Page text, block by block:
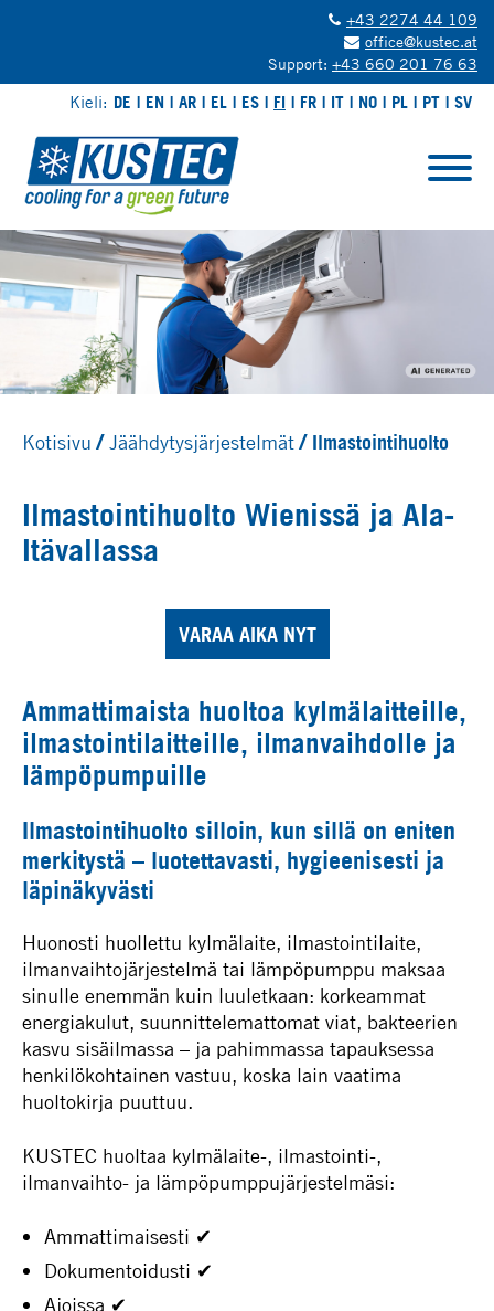
+43 2274 44 109
office@kustec.at
Support: +43 660 201 76 63
Kieli: DE EN AR EL ES FI FR IT NO PL PT SV
Kotisivu Jäähdytysjärjestelmät Ilmastointihuolto
Ilmastointihuolto Wienissä ja Ala-
Itävallassa
VARAA AIKA NYT
Ammattimaista huoltoa kylmälaitteille,
ilmastointilaitteille, ilmanvaihdolle ja
lämpöpumpuille
Ilmastointihuolto silloin, kun sillä on eniten
merkitystä – luotettavasti, hygieenisesti ja
läpinäkyvästi
Huonosti huollettu kylmälaite, ilmastointilaite,
ilmanvaihtojärjestelmä tai lämpöpumppu maksaa
sinulle enemmän kuin luuletkaan: korkeammat
energiakulut, suunnittelemattomat viat, bakteerien
kasvu sisäilmassa – ja pahimmassa tapauksessa
henkilökohtainen vastuu, koska lain vaatima
huoltokirja puuttuu.
KUSTEC huoltaa kylmälaite-, ilmastointi-,
ilmanvaihto- ja lämpöpumppujärjestelmäsi:
Ammattimaisesti ✔
Dokumentoidusti ✔
Ajoissa ✔